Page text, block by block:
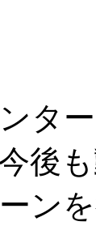
タ
後
ン